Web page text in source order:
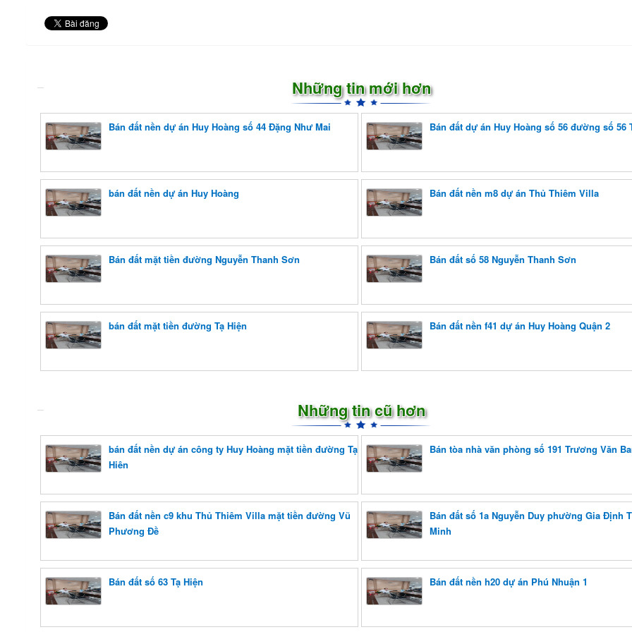
Những tin mới hơn
Bán đất nền dự án Huy Hoàng số 44 Đặng Như Mai Bán đất dự án Huy Hoàng số 56 đường số 56
bán đất nền dự án Huy Hoàng Bán đất nền m8 dự án Thủ Thiêm Villa
Bán đất mặt tiền đường Nguyễn Thanh Sơn Bán đất số 58 Nguyễn Thanh Sơn
bán đất mặt tiền đường Tạ Hiện Bán đất nền f41 dự án Huy Hoàng Quận 2
Những tin cũ hơn
bán đất nền dự án công ty Huy Hoàng mặt tiền đường Tạ
Hiên
Bán tòa nhà văn phòng số 191 Trương Văn
Bán đất nền c9 khu Thủ Thiêm Villa mặt tiền đường Vũ
Phương Đề
Bán đất số 1a Nguyễn Duy phường Gia Định
Minh
Bán đất số 63 Tạ Hiện Bán đất nền h20 dự án Phú Nhuận 1